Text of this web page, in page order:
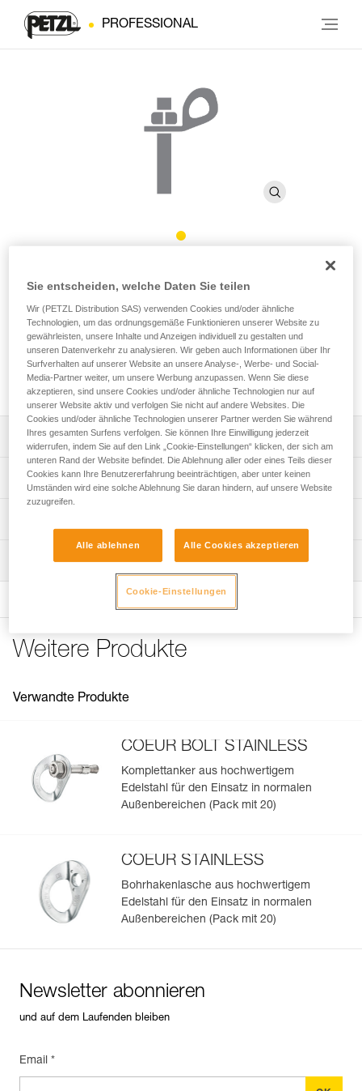
PROFESSIONAL
BOLT STAINLESS
Aus hochwertigem Edelstahl gefertigter Bohrhaken für
den Einsatz in normalen Außenbereichen (pack mit 20)
Aus hochwertigem Edelstahl gefertigter Bohrhaken für den
Einsatz in normalen Außenbereichen.
Leistungsverzeichnis
Verfügbar für Lasche mit 10 oder 12 mm Durchmesser.
Hinweis: Für im Pack verkaufte Artikel ist der
Technische Spezifikationen
Zugrundeliegende Spezifikationen
Verpackung : 1
Tiefe der Bohrung : 8,5 cm
Verpackung : 1
Gebrauchsanleitung
Das PDF herunterladen technical-notice-COEUR-BOLT-
STEEL-STAINLESS-HCR-1
See all technical content
Wartung
Einfache Verwaltung und Überprüfung Ihrer PSA
automatisch hochgeladen.
Importieren und exportieren Sie problemlos die Daten
Ihrer vorhandenen PSA-Bestände.
Sehen Sie sich die Geschichte eines Produkts ab dem
Mehr erfahren
Weitere Produkte
Verwandte Produkte
COEUR BOLT STAINLESS
Komplettanker aus hochwertigem
Edelstahl für den Einsatz in normalen
Außenbereichen (Pack mit 20)
COEUR STAINLESS
Bohrhakenlasche aus hochwertigem
Edelstahl für den Einsatz in normalen
Außenbereichen (Pack mit 20)
Newsletter abonnieren
und auf dem Laufenden bleiben
Email *
Sie entscheiden, welche Daten Sie teilen
Wir (PETZL Distribution SAS) verwenden Cookies und/oder ähnliche
Technologien, um das ordnungsgemäße Funktionieren unserer Website zu
gewährleisten, unsere Inhalte und Anzeigen individuell zu gestalten und
unseren Datenverkehr zu analysieren. Wir geben auch Informationen über Ihr
Surfverhalten auf unserer Website an unsere Analyse-, Werbe- und Social-
Media-Partner weiter, um unsere Werbung anzupassen. Wenn Sie diese
akzeptieren, sind unsere Cookies und/oder ähnliche Technologien nur auf
unserer Website aktiv und verfolgen Sie nicht auf andere Websites. Die
Cookies und/oder ähnliche Technologien unserer Partner werden Sie während
Ihres gesamten Surfens verfolgen. Sie können Ihre Einwilligung jederzeit
widerrufen, indem Sie auf den Link „Cookie-Einstellungen“ klicken, der sich am
unteren Rand der Website befindet. Die Ablehnung aller oder eines Teils dieser
Cookies kann Ihre Benutzererfahrung beeinträchtigen, aber unter keinen
Umständen wird eine solche Ablehnung Sie daran hindern, auf unsere Website
zuzugreifen.
Alle ablehnen Alle Cookies akzeptieren
Cookie-Einstellungen